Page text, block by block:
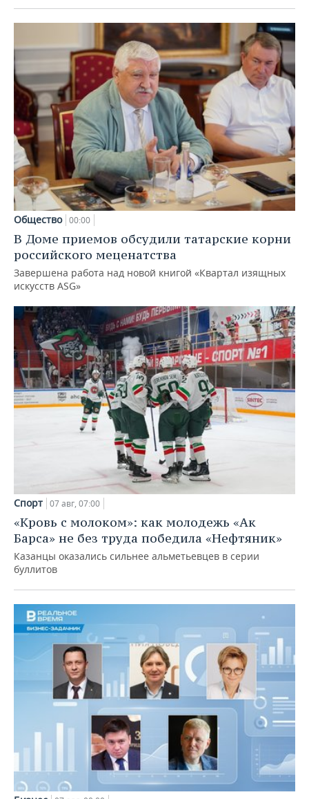
Общество 00:00
В Доме приемов обсудили татарские корни
российского меценатства
Завершена работа над новой книгой «Квартал изящных
искусств ASG»
Спорт 07 авг, 07:00
«Кровь с молоком»: как молодежь «Ак
Барса» не без труда победила «Нефтяник»
Казанцы оказались сильнее альметьевцев в серии
буллитов